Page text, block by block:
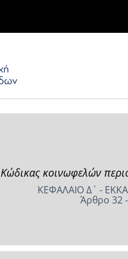
Κώδικας κοινωφελών
ΚΕΦΑΛΑΙΟ Δ΄ -
Άρθρο 32